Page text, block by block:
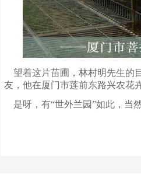
望着这片苗圃，林村明先生的
友，他在厦门市莲前东路兴农花
是呀，有“世外兰园”如此，当